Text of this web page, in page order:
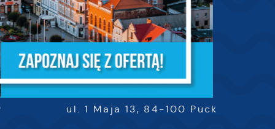
KONTAKT
URZĄD MIASTA PUCK
ul. 1 Maja 13, 84-100 Puck